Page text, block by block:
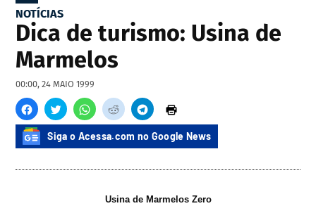
NOTÍCIAS
Dica de turismo: Usina de
Marmelos
00:00, 24 MAIO 1999
Siga o Acessa.com no Google News
Usina de Marmelos Zero